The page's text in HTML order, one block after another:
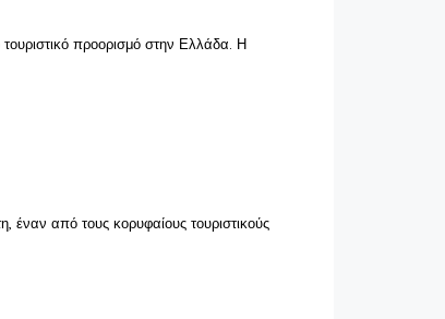
τουριστικό προορισμό στην Ελλάδα. Η
έναν από τους κορυφαίους τουριστικούς